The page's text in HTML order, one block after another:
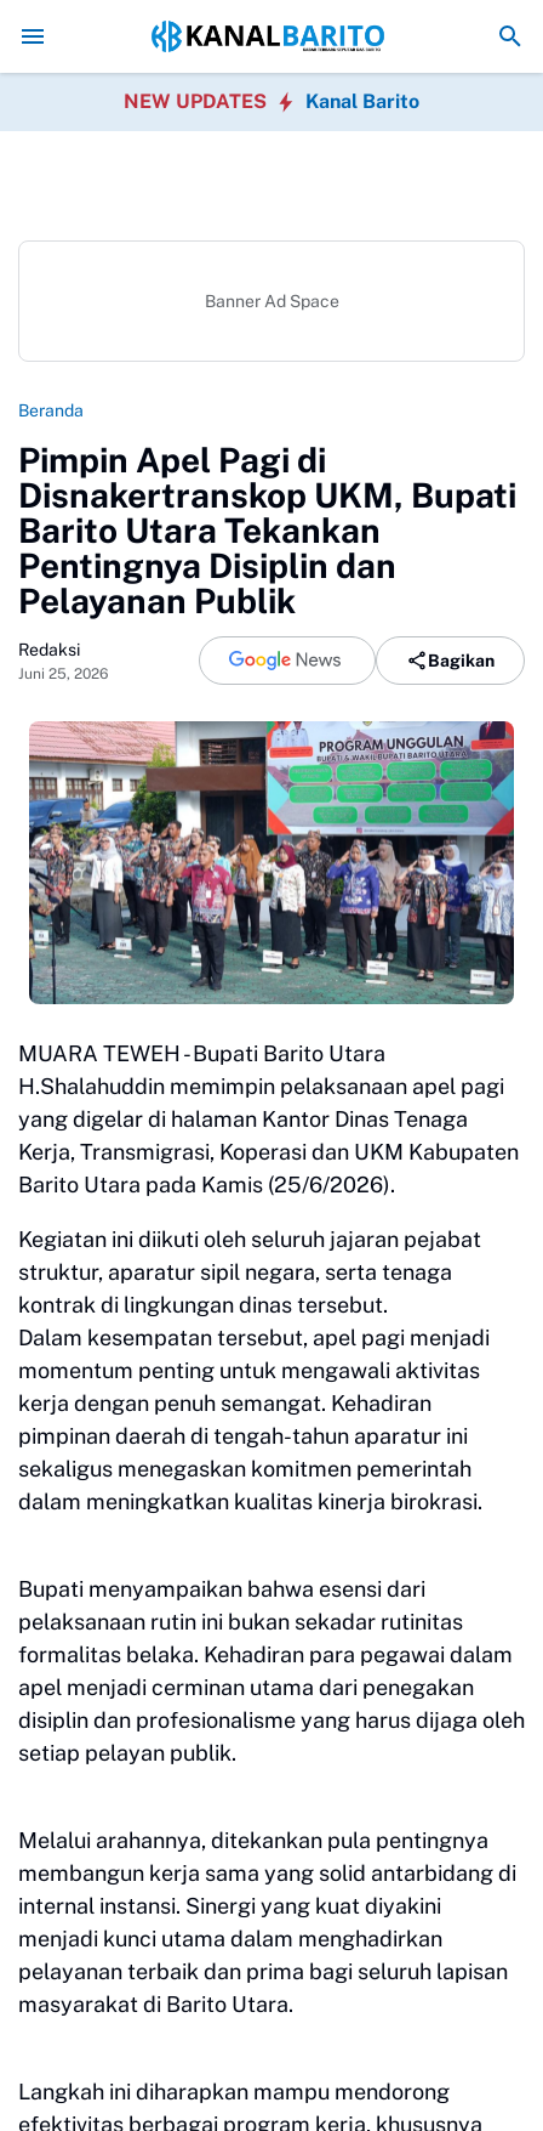
Kaji Tiru ke Kulon Progo, Pemkab Barito Utara Perkuat
NEW UPDATES Kanal Barito
Banner Ad Space
Beranda
Pimpin Apel Pagi di
Disnakertranskop UKM, Bupati
Barito Utara Tekankan
Pentingnya Disiplin dan
Pelayanan Publik
Redaksi
Juni 25, 2026
Bagikan
MUARA TEWEH - Bupati Barito Utara
H.Shalahuddin memimpin pelaksanaan apel pagi
yang digelar di halaman Kantor Dinas Tenaga
Kerja, Transmigrasi, Koperasi dan UKM Kabupaten
Barito Utara pada Kamis (25/6/2026).
Kegiatan ini diikuti oleh seluruh jajaran pejabat
struktur, aparatur sipil negara, serta tenaga
kontrak di lingkungan dinas tersebut.
Dalam kesempatan tersebut, apel pagi menjadi
momentum penting untuk mengawali aktivitas
kerja dengan penuh semangat. Kehadiran
pimpinan daerah di tengah-tahun aparatur ini
sekaligus menegaskan komitmen pemerintah
dalam meningkatkan kualitas kinerja birokrasi.
Bupati menyampaikan bahwa esensi dari
pelaksanaan rutin ini bukan sekadar rutinitas
formalitas belaka. Kehadiran para pegawai dalam
apel menjadi cerminan utama dari penegakan
disiplin dan profesionalisme yang harus dijaga oleh
setiap pelayan publik.
Melalui arahannya, ditekankan pula pentingnya
membangun kerja sama yang solid antarbidang di
internal instansi. Sinergi yang kuat diyakini
menjadi kunci utama dalam menghadirkan
pelayanan terbaik dan prima bagi seluruh lapisan
masyarakat di Barito Utara.
Langkah ini diharapkan mampu mendorong
efektivitas berbagai program kerja, khususnya